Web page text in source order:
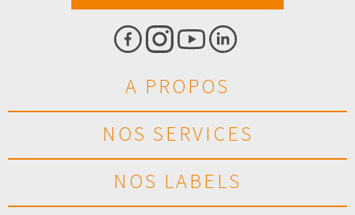
A PROPOS
NOS SERVICES
NOS LABELS